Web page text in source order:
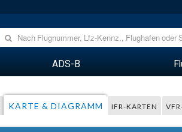
ADS-B
KARTE & DIAGRAMM IFR-KARTEN